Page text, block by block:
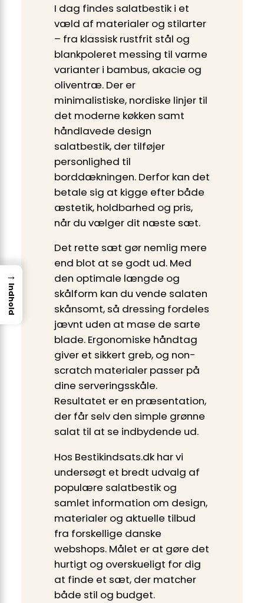
I dag findes salatbestik i et
væld af materialer og stilarter
– fra klassisk rustfrit stål og
blankpoleret messing til varme
varianter i bambus, akacie og
oliventræ. Der er
minimalistiske, nordiske linjer til
det moderne køkken samt
håndlavede design
salatbestik, der tilføjer
personlighed til
borddækningen. Derfor kan det
betale sig at kigge efter både
æstetik, holdbarhed og pris,
når du vælger dit næste sæt.
Det rette sæt gør nemlig mere
end blot at se godt ud. Med
den optimale længde og
skålform kan du vende salaten
skånsomt, så dressing fordeles
jævnt uden at mase de sarte
blade. Ergonomiske håndtag
giver et sikkert greb, og non-
scratch materialer passer på
dine serveringsskåle.
Resultatet er en præsentation,
der får selv den simple grønne
salat til at se indbydende ud.
Hos Bestikindsats.dk har vi
undersøgt et bredt udvalg af
populære salatbestik og
samlet information om design,
materialer og aktuelle tilbud
fra forskellige danske
webshops. Målet er at gøre det
hurtigt og overskueligt for dig
at finde et sæt, der matcher
både stil og budget.
→
Indhold